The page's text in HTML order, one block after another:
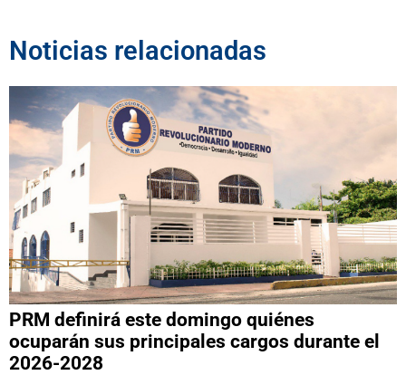
Noticias relacionadas
PRM definirá este domingo quiénes
ocuparán sus principales cargos durante el
2026-2028